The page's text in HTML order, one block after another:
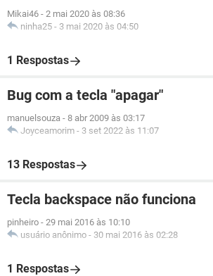
Mikai46 - 2 mai 2020 às 08:36
ninha25 - 3 mai 2020 às 04:50
1 Respostas
Bug com a tecla "apagar"
manuelsouza - 8 abr 2009 às 03:17
Joyceamorim - 3 set 2022 às 11:07
13 Respostas
Tecla backspace não funciona
pinheiro - 29 mai 2016 às 10:10
usuário anônimo - 30 mai 2016 às 02:28
1 Respostas